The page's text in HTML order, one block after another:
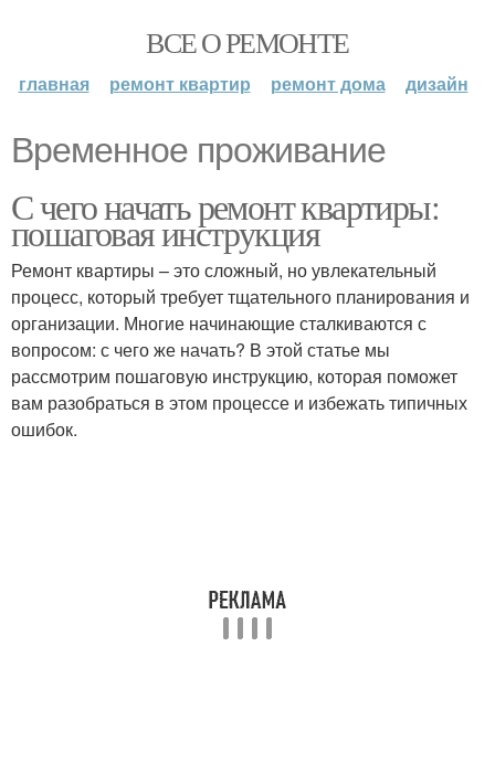
ВСЕ О РЕМОНТЕ
главная ремонт квартир ремонт дома дизайн
Временное проживание
С чего начать ремонт квартиры:
пошаговая инструкция
Ремонт квартиры – это сложный, но увлекательный
процесс, который требует тщательного планирования и
организации. Многие начинающие сталкиваются с
вопросом: с чего же начать? В этой статье мы
рассмотрим пошаговую инструкцию, которая поможет
вам разобраться в этом процессе и избежать типичных
ошибок.